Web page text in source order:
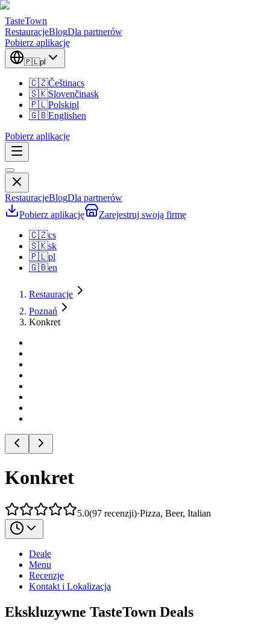
TasteTown
RestauracjeBlogDla partnerów
Pobierz aplikację
🇵🇱pl
🇨🇿Češtinacs
🇸🇰Slovenčinask
🇵🇱Polskipl
🇬🇧Englishen
Pobierz aplikację
RestauracjeBlogDla partnerów
Pobierz aplikację
Zarejestruj swoją firmę
🇨🇿cs
🇸🇰sk
🇵🇱pl
🇬🇧en
Restauracje
Poznań
Konkret
Konkret
5.0(97 recenzji)·Pizza, Beer, Italian
Deale
Menu
Recenzje
Kontakt i Lokalizacja
Ekskluzywne TasteTown Deals